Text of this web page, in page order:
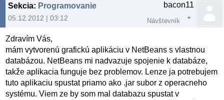
Sekcia: Programovanie
05.12.2012 | 03:12
bacon11
Návštevník
Zdravím Vás,
mám vytvorenú grafickú aplikáciu v NetBeans s vlastnou
databázou. NetBeans mi nadvazuje spojenie k databáze,
takže aplikacia funguje bez problemov. Lenze ja potrebujem
tuto aplikaciu spustat priamo ako .jar subor z operacneho
systému. Viem ze by som mal databazu spustat v